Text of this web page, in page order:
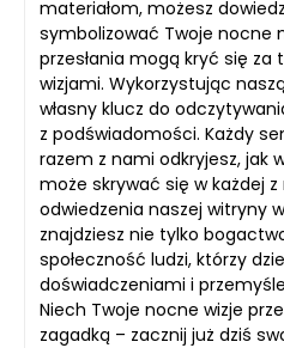
materiałom, możesz
symbolizować Twoje nocne
przesłania mogą kryć się
wizjami. Wykorzystując
własny klucz do
z podświadomości. Każdy
razem z nami odkryjesz, jak
może skrywać się w każdej
odwiedzenia naszej witryny
znajdziesz nie tylko
społeczność ludzi, którzy
doświadczeniami i
Niech Twoje nocne wizje
zagadką – zacznij już dziś